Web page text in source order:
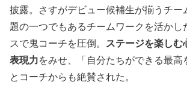
披露。さすがデビュー候補生が揃うチー
題の一つでもあるチームワークを活かし
スで鬼コーチを圧倒。
ステージを楽しむ
表現力をみせ、「自分たちができる最高
とコーチからも絶賛された。